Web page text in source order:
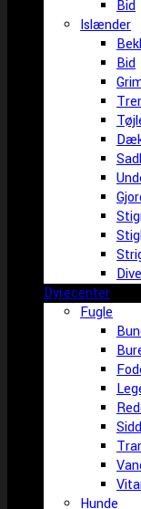
Bid
Islænder
Bid
Dyrecenter
Fugle
Hunde